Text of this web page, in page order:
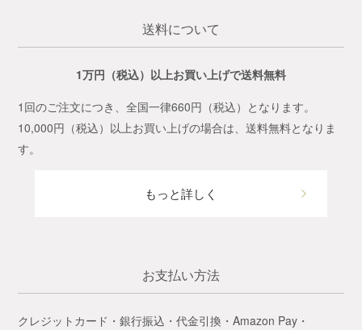
送料について
1万円（税込）以上お買い上げで送料無料
1回のご注文につき、全国一律660円（税込）となります。
10,000円（税込）以上お買い上げの場合は、送料無料となりま
す。
もっと詳しく
お支払い方法
クレジットカード・銀行振込・代金引換・Amazon Pay・